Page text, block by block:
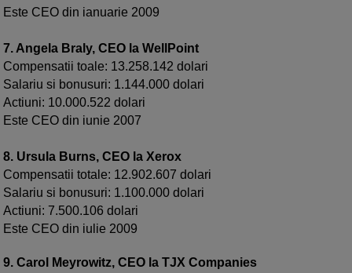
Este CEO din ianuarie 2009
7. Angela Braly, CEO la WellPoint
Compensatii toale: 13.258.142 dolari
Salariu si bonusuri: 1.144.000 dolari
Actiuni: 10.000.522 dolari
Este CEO din iunie 2007
8. Ursula Burns, CEO la Xerox
Compensatii totale: 12.902.607 dolari
Salariu si bonusuri: 1.100.000 dolari
Actiuni: 7.500.106 dolari
Este CEO din iulie 2009
9. Carol Meyrowitz, CEO la TJX Companies